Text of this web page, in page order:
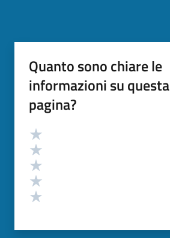
Quanto sono chiare le
informazioni su questa
pagina?
Valutazione